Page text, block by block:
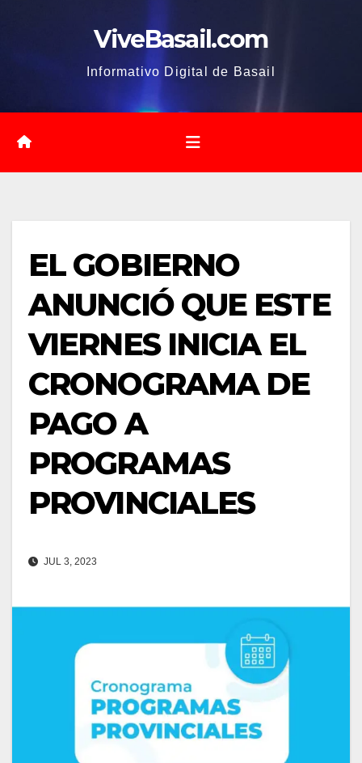
ViveBasail.com
Informativo Digital de Basail
EL GOBIERNO
ANUNCIÓ QUE ESTE
VIERNES INICIA EL
CRONOGRAMA DE
PAGO A
PROGRAMAS
PROVINCIALES
JUL 3, 2023